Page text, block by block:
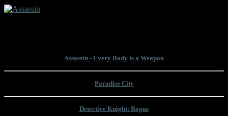
Assassin - Every Body is a Weapon
Paradise City
Detective Knight: Rogue